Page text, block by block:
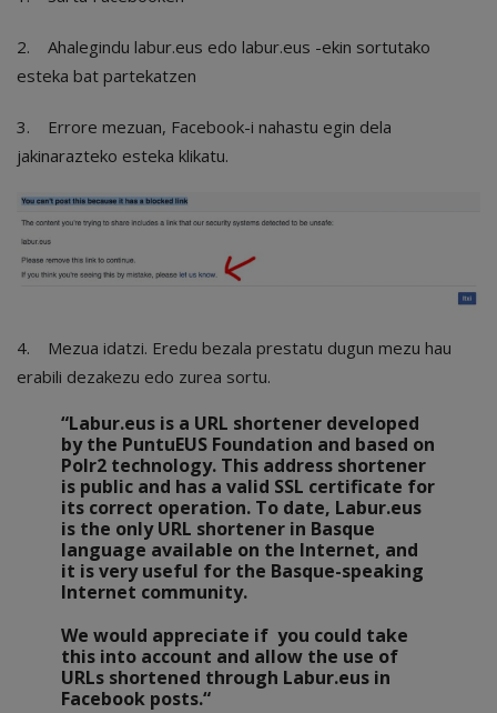
2. Ahalegindu labur.eus edo labur.eus -ekin sortutako
esteka bat partekatzen
3. Errore mezuan, Facebook-i nahastu egin dela
jakinarazteko esteka klikatu.
4. Mezua idatzi. Eredu bezala prestatu dugun mezu hau
erabili dezakezu edo zurea sortu.
“Labur.eus is a URL shortener developed
by the PuntuEUS Foundation and based on
Polr2 technology. This address shortener
is public and has a valid SSL certificate for
its correct operation. To date, Labur.eus
is the only URL shortener in Basque
language available on the Internet, and
it is very useful for the Basque-speaking
Internet community.
We would appreciate if you could take
this into account and allow the use of
URLs shortened through Labur.eus in
Facebook posts.“